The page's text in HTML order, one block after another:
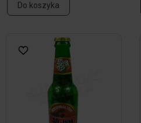
Do koszyka